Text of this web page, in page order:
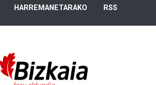
HARREMANETARAKO RSS